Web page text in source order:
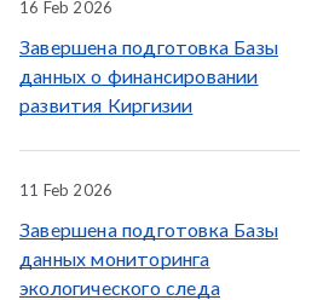
16 Feb 2026
Завершена подготовка Базы
данных о финансировании
развития Киргизии
11 Feb 2026
Завершена подготовка Базы
данных мониторинга
экологического следа